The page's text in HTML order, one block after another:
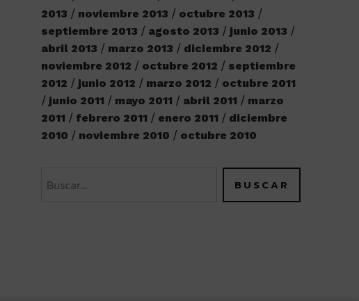
2013
noviembre 2013
octubre 2013
septiembre 2013
agosto 2013
junio 2013
abril 2013
marzo 2013
diciembre 2012
noviembre 2012
octubre 2012
septiembre
2012
junio 2012 marzo 2012
octubre 2011
junio 2011
mayo 2011 abril 2011
marzo
2011
febrero 2011 enero 2011
diciembre
2010
noviembre 2010 octubre 2010